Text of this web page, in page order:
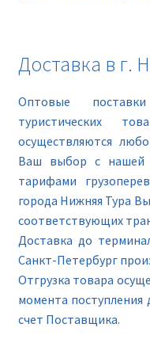
Доставка в г.
Оптовые
туристических
осуществляются
Ваш выбор с нашей
тарифами
города Нижняя Тура
соответствующих
Доставка до
Санкт-Петербург
Отгрузка товара
момента
счет Поставщика.